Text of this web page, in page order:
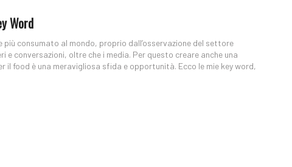
Word
consumato al mondo, proprio dall’osservazione del settore
e conversazioni, oltre che i media. Per questo creare anche una
food è una meravigliosa sfida e opportunità. Ecco le mie key word,